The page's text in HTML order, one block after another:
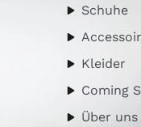
Schuhe
Kleider
Coming
Über uns